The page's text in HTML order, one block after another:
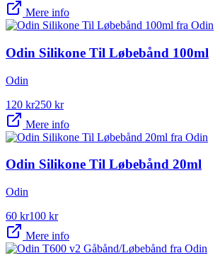
Mere info
Odin Silikone Til Løbebånd 100ml
Odin
120 kr250 kr
Mere info
Odin Silikone Til Løbebånd 20ml
Odin
60 kr100 kr
Mere info